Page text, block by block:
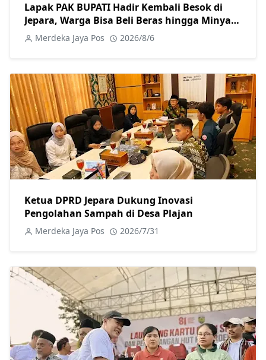
Lapak PAK BUPATI Hadir Kembali Besok di
Jepara, Warga Bisa Beli Beras hingga Minyak
Goreng dengan Harga Terjangkau
Merdeka Jaya Pos 2026/8/6
Ketua DPRD Jepara Dukung Inovasi
Pengolahan Sampah di Desa Plajan
Merdeka Jaya Pos 2026/7/31